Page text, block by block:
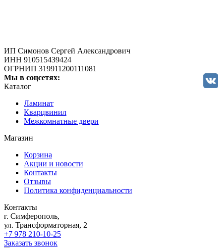
ИП Симонов Сергей Александрович
ИНН 910515439424
ОГРНИП 319911200111081
Мы в соцсетях:
Каталог
Ламинат
Кварцвинил
Межкомнатные двери
Магазин
Корзина
Акции и новости
Контакты
Отзывы
Политика конфиденциальности
Контакты
г. Симферополь,
ул. Трансформаторная, 2
+7 978 210-10-25
Заказать звонок